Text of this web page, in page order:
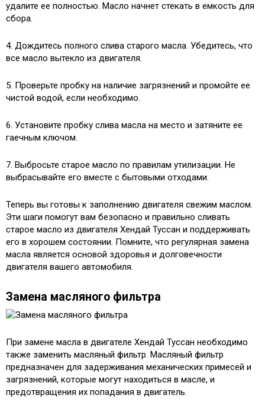
удалите ее полностью. Масло начнет стекать в емкость для
сбора.
4. Дождитесь полного слива старого масла. Убедитесь, что
все масло вытекло из двигателя.
5. Проверьте пробку на наличие загрязнений и промойте ее
чистой водой, если необходимо.
6. Установите пробку слива масла на место и затяните ее
гаечным ключом.
7. Выбросьте старое масло по правилам утилизации. Не
выбрасывайте его вместе с бытовыми отходами.
Теперь вы готовы к заполнению двигателя свежим маслом.
Эти шаги помогут вам безопасно и правильно сливать
старое масло из двигателя Хендай Туссан и поддерживать
его в хорошем состоянии. Помните, что регулярная замена
масла является основой здоровья и долговечности
двигателя вашего автомобиля.
Замена масляного фильтра
При замене масла в двигателе Хендай Туссан необходимо
также заменить масляный фильтр. Масляный фильтр
предназначен для задерживания механических примесей и
загрязнений, которые могут находиться в масле, и
предотвращения их попадания в двигатель.